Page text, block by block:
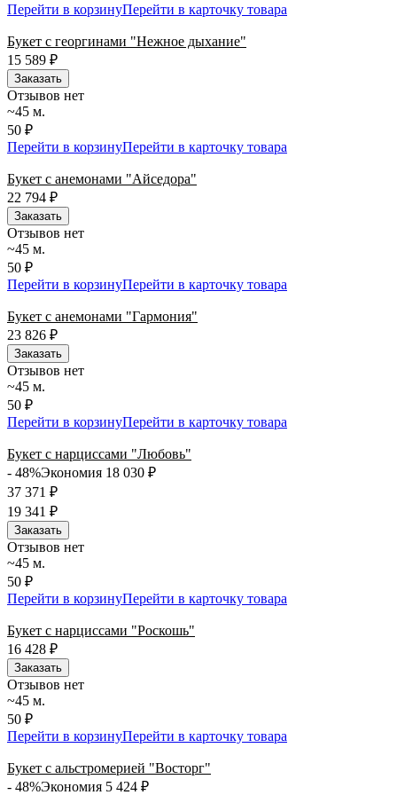
Перейти в корзинуПерейти в карточку товара
Букет с георгинами "Нежное дыхание"
15 589 ₽
Заказать
Отзывов нет
~45 м.
50 ₽
Перейти в корзинуПерейти в карточку товара
Букет с анемонами "Айседора"
22 794 ₽
Заказать
Отзывов нет
~45 м.
50 ₽
Перейти в корзинуПерейти в карточку товара
Букет с анемонами "Гармония"
23 826 ₽
Заказать
Отзывов нет
~45 м.
50 ₽
Перейти в корзинуПерейти в карточку товара
Букет с нарциссами "Любовь"
- 48%Экономия 18 030 ₽
37 371 ₽
19 341 ₽
Заказать
Отзывов нет
~45 м.
50 ₽
Перейти в корзинуПерейти в карточку товара
Букет с нарциссами "Роскошь"
16 428 ₽
Заказать
Отзывов нет
~45 м.
50 ₽
Перейти в корзинуПерейти в карточку товара
Букет с альстромерией "Восторг"
- 48%Экономия 5 424 ₽